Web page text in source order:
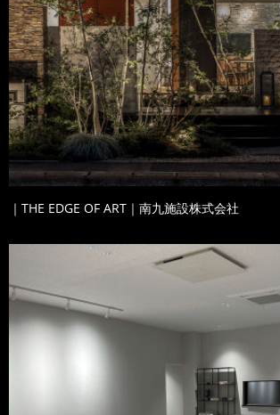
｜THE EDGE OF ART｜南九施設株式会社